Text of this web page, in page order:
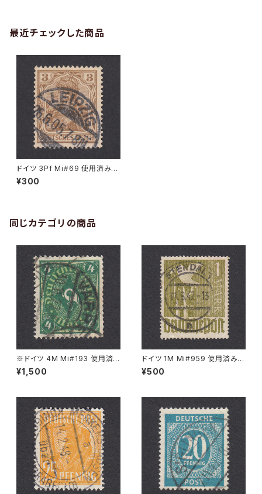
最近チェックした商品
ドイツ 3Pf Mi#69 使用済み切
手｜LEIPZIG 26.6.1905
¥300
同じカテゴリの商品
※ドイツ 4M Mi#193 使用済
み切手｜VARREL 30.11.1922
¥1,500
ドイツ 1M Mi#959 使用済み切
手｜STENDAL 11.8.1947
¥500